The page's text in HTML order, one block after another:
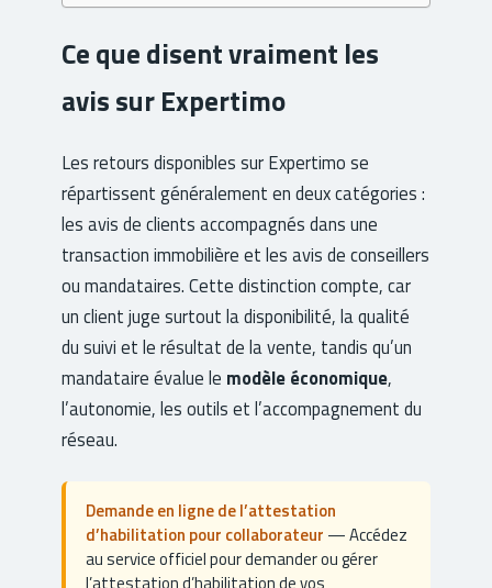
Ce que disent vraiment les
avis sur Expertimo
Les retours disponibles sur Expertimo se
répartissent généralement en deux catégories :
les avis de clients accompagnés dans une
transaction immobilière et les avis de conseillers
ou mandataires. Cette distinction compte, car
un client juge surtout la disponibilité, la qualité
du suivi et le résultat de la vente, tandis qu’un
mandataire évalue le modèle économique,
l’autonomie, les outils et l’accompagnement du
réseau.
Demande en ligne de l’attestation
d’habilitation pour collaborateur — Accédez
au service officiel pour demander ou gérer
l’attestation d’habilitation de vos